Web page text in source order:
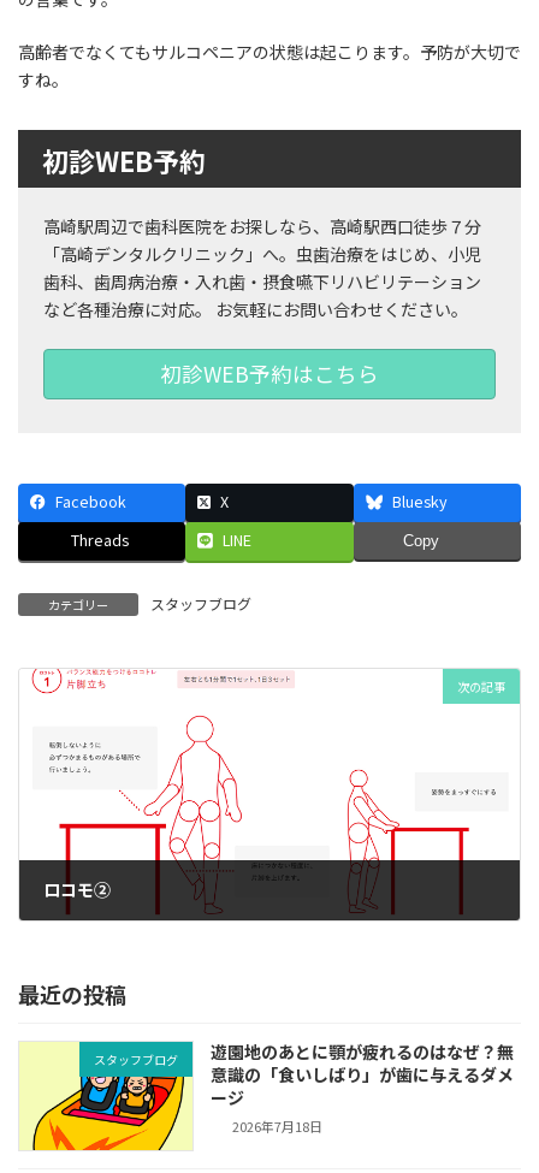
高齢者でなくてもサルコペニアの状態は起こります。予防が大切で
すね。
初診WEB予約
高崎駅周辺で歯科医院をお探しなら、高崎駅西口徒歩７分
「高崎デンタルクリニック」へ。虫歯治療をはじめ、小児
歯科、歯周病治療・入れ歯・摂食嚥下リハビリテーション
など各種治療に対応。 お気軽にお問い合わせください。
初診WEB予約はこちら
Facebook X
Bluesky
Threads
LINE Copy
カテゴリー スタッフブログ
次の記事
ロコモ②
最近の投稿
スタッフブログ
遊園地のあとに顎が疲れるのはなぜ？無
意識の「食いしばり」が歯に与えるダメ
ージ
2026年7月18日